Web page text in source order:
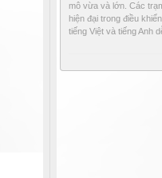
mô vừa và lớn. Các
hiện đại trong điều
tiếng Việt và tiếng Anh